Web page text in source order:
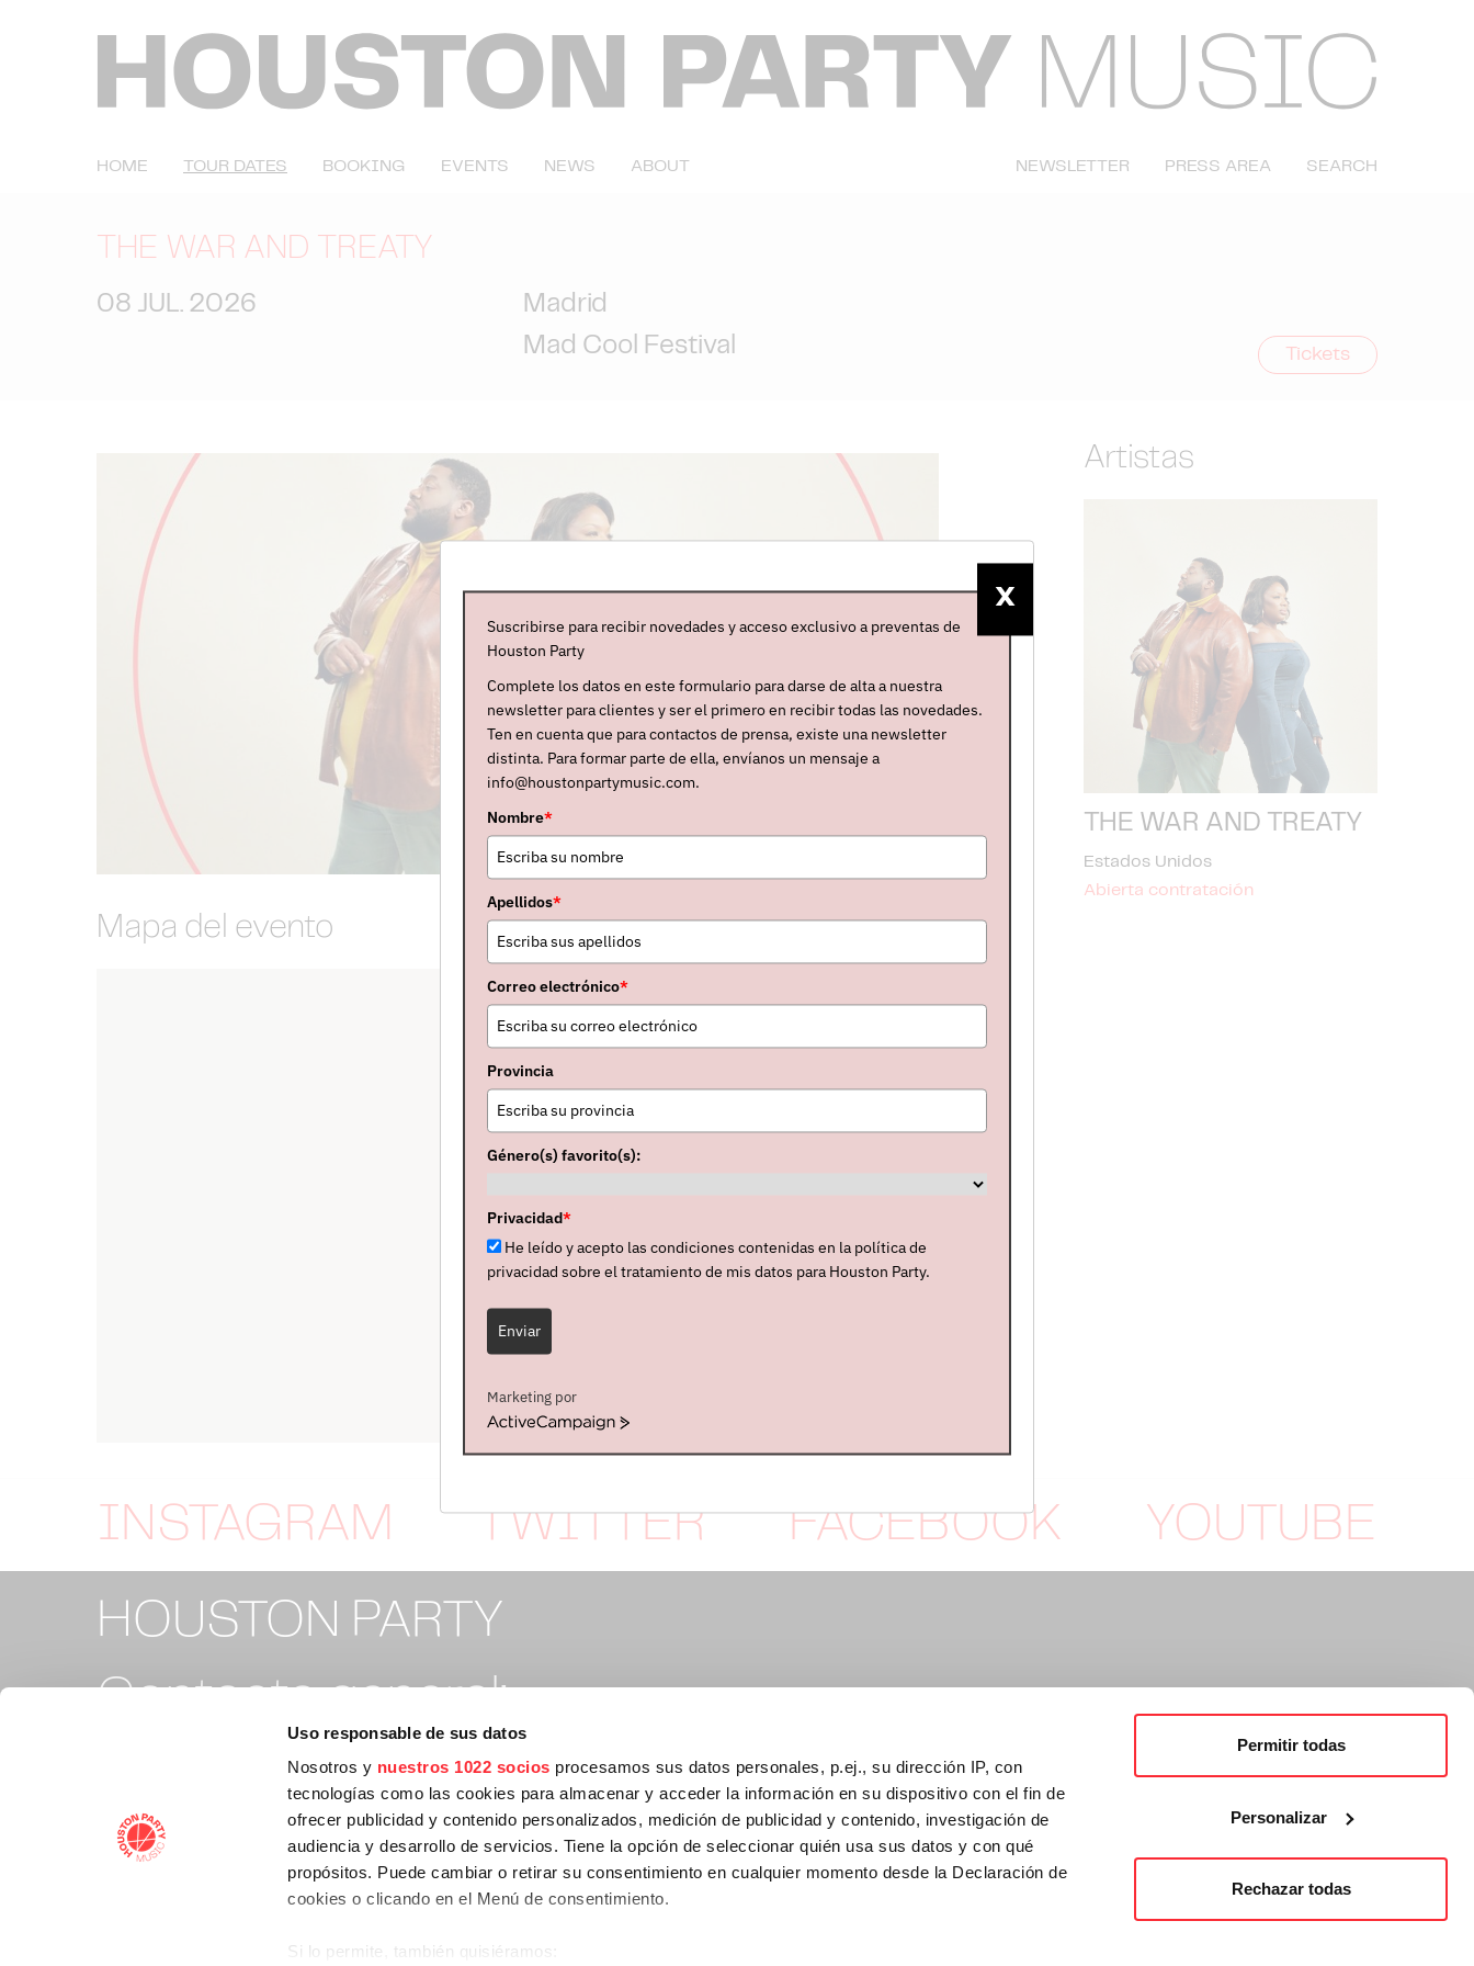
Uso responsable de sus datos
Nosotros y nuestros 1022 socios procesamos sus datos personales, p.ej., su dirección IP, con
tecnologías como las cookies para almacenar y acceder la información en su dispositivo con el fin de
ofrecer publicidad y contenido personalizados, medición de publicidad y contenido, investigación de
audiencia y desarrollo de servicios. Tiene la opción de seleccionar quién usa sus datos y con qué
propósitos. Puede cambiar o retirar su consentimiento en cualquier momento desde la Declaración de
cookies o clicando en el Menú de consentimiento.
Si lo permite, también quisiéramos:
Permitir todas
Personalizar
Rechazar todas
HOME TOUR DATES BOOKING EVENTS NEWS ABOUT NEWSLETTER PRESS AREA SEARCH
THE WAR AND TREATY
08 JUL. 2026
Madrid
Mad Cool Festival
Tickets
Mapa del evento
Artistas
THE WAR AND TREATY
Estados Unidos
Abierta contratación
INSTAGRAM TWITTER FACEBOOK
YOUTUBE
HOUSTON PARTY
Contacto general:
info@houstonpartymusic.com
Contacto tickets:
X
Suscribirse para recibir novedades y acceso exclusivo a preventas de
Houston Party
Complete los datos en este formulario para darse de alta a nuestra
newsletter para clientes y ser el primero en recibir todas las novedades.
Ten en cuenta que para contactos de prensa, existe una newsletter
distinta. Para formar parte de ella, envíanos un mensaje a
info@houstonpartymusic.com.
Nombre*
Apellidos*
Correo electrónico*
Provincia
Género(s) favorito(s):
Privacidad*
He leído y acepto las condiciones contenidas en la política de
privacidad sobre el tratamiento de mis datos para Houston Party.
Enviar
Marketing por
ActiveCampaign